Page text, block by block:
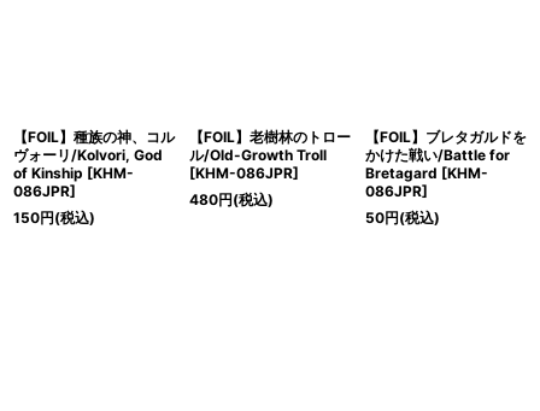
【FOIL】種族の神、コル
ヴォーリ/Kolvori, God
of Kinship [KHM-
086JPR]
150円(税込)
【FOIL】老樹林のトロー
ル/Old-Growth Troll
[KHM-086JPR]
480円(税込)
【FOIL】ブレタガルドを
かけた戦い/Battle for
Bretagard [KHM-
086JPR]
50円(税込)